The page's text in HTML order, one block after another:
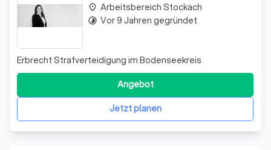
Erbrecht Strafverteidigung im Bodenseekreis
Jetzt planen
Angebot
place Arbeitsbereich Stockach
timelapse Vor 9 Jahren gegründet